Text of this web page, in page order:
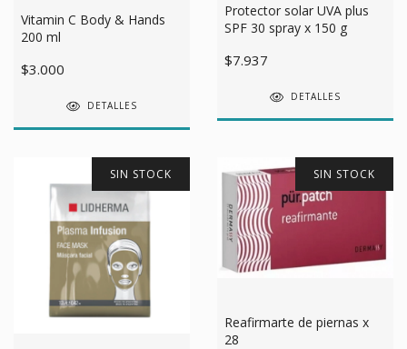
Vitamin C Body & Hands
200 ml
$3.000
DETALLES
Protector solar UVA plus
SPF 30 spray x 150 g
$7.937
DETALLES
SIN STOCK SIN STOCK
Reafirmarte de piernas x
28